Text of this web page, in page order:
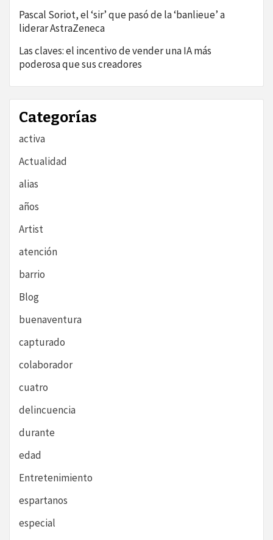
Pascal Soriot, el ‘sir’ que pasó de la ‘banlieue’ a
liderar AstraZeneca
Las claves: el incentivo de vender una IA más
poderosa que sus creadores
Categorías
activa
Actualidad
alias
años
Artist
atención
barrio
Blog
buenaventura
capturado
colaborador
cuatro
delincuencia
durante
edad
Entretenimiento
espartanos
especial